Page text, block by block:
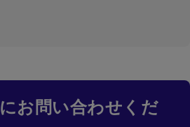
お問い合わせくだ